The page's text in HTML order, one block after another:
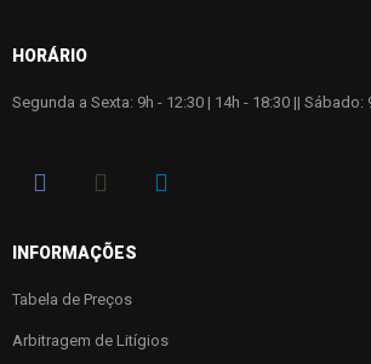
HORÁRIO
Segunda a Sexta: 9h - 12:30 | 14h - 18:30 || Sábado:
INFORMAÇÕES
Tabela de Preços
Arbitragem de Litígios